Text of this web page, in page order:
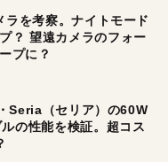
を考察。ナイトモード
？ 望遠カメラのフォー
プに？
Seria（セリア）の60W
の性能を検証。超コス